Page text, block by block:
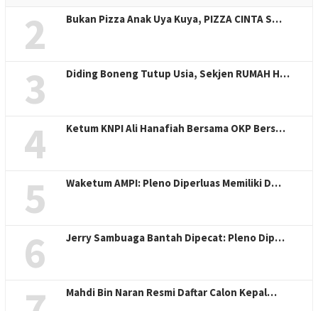
2 Bukan Pizza Anak Uya Kuya, PIZZA CINTA S…
3 Diding Boneng Tutup Usia, Sekjen RUMAH H…
4 Ketum KNPI Ali Hanafiah Bersama OKP Bers…
5 Waketum AMPI: Pleno Diperluas Memiliki D…
6 Jerry Sambuaga Bantah Dipecat: Pleno Dip…
Mahdi Bin Naran Resmi Daftar Calon Kepal…